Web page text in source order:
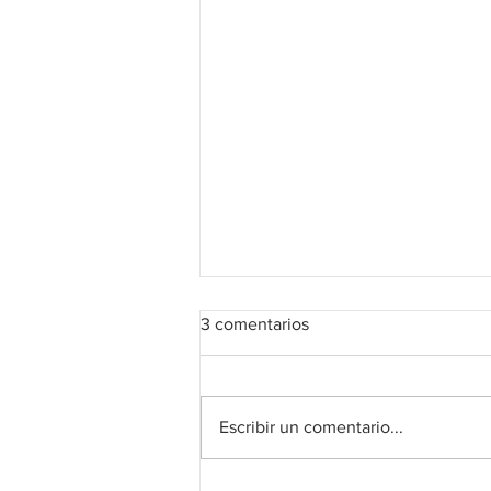
¡Ahí viene Borja!
3 comentarios
Escribir un comentario...